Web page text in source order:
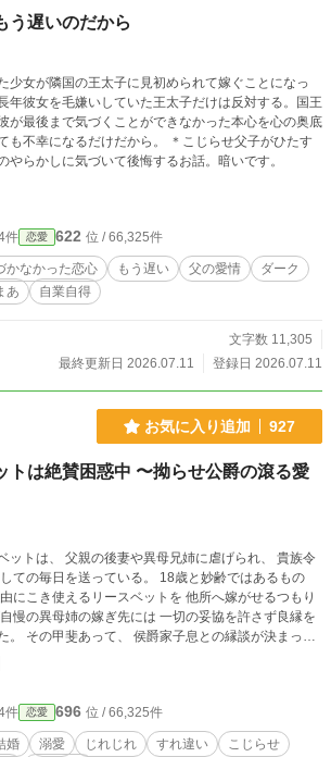
う遅いのだから
少女が隣国の王太子に見初められて嫁ぐことになっ
年彼女を毛嫌いしていた王太子だけは反対する。国王
が最後まで気づくことができなかった本心を心の奥底
も不幸になるだけだから。 ＊こじらせ父子がひたす
やらかしに気づいて後悔するお話。暗いです。
件 恋愛 622 位 / 66,325件
かなかった恋心 もう遅い 父の愛情
ダーク
あ 自業自得
文字数 11,305
最終更新日 2026.07.11
登録日 2026.07.11
お気に入り追加 927
トは絶賛困惑中 〜拗らせ公爵の滾る愛
ットは、 父親の後妻や異母兄姉に虐げられ、 貴族令
っている。 18歳と妙齢ではあるもの
にこき使えるリースベットを 他所へ嫁がせるつもり
慢の異母姉の嫁ぎ先には 一切の妥協を許さず良縁を
まった
。 だが、その数日後。 社交界で圧
が なぜか突然伯爵家を訪ねてくる。 そして、と
したいと言い出して――？ 虐げられて育った
じれじれ新婚ラブ。 ※設定がゆるい部分も
にお読み頂ければ幸いです。 ※前半シリアスですが
なります。 ※Rシーンにはタイトル横に(※)を付けて
件 恋愛 696 位 / 66,325件
婚 溺愛 じれじれ すれ違い
こじらせ